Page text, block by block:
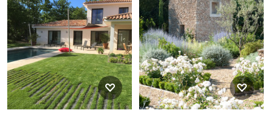
direkter Sonneneinstrahlung
und Natursteinplatten in
Sonstige
Sommer in Paris